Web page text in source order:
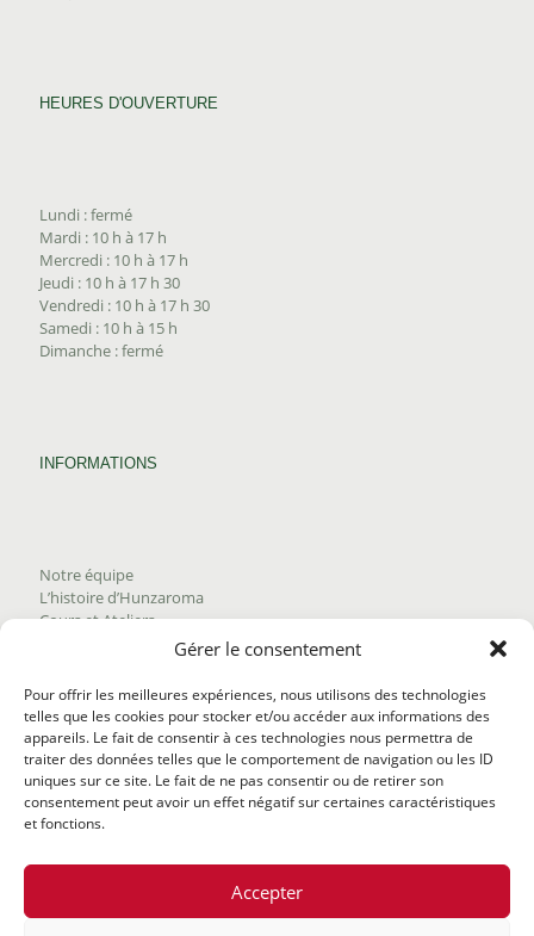
Gérer le consentement
Pour offrir les meilleures expériences, nous utilisons des technologies
telles que les cookies pour stocker et/ou accéder aux informations des
appareils. Le fait de consentir à ces technologies nous permettra de
traiter des données telles que le comportement de navigation ou les ID
uniques sur ce site. Le fait de ne pas consentir ou de retirer son
consentement peut avoir un effet négatif sur certaines caractéristiques
et fonctions.
Accepter
HEURES D'OUVERTURE
Lundi : fermé
Mardi : 10 h à 17 h
Mercredi : 10 h à 17 h
Jeudi : 10 h à 17 h 30
Vendredi : 10 h à 17 h 30
Samedi : 10 h à 15 h
Dimanche : fermé
INFORMATIONS
Notre équipe
L’histoire d’Hunzaroma
Cours et Ateliers
Trouver nos produits
Politique de frais d'envoi
Termes et conditions
Politique de remboursement